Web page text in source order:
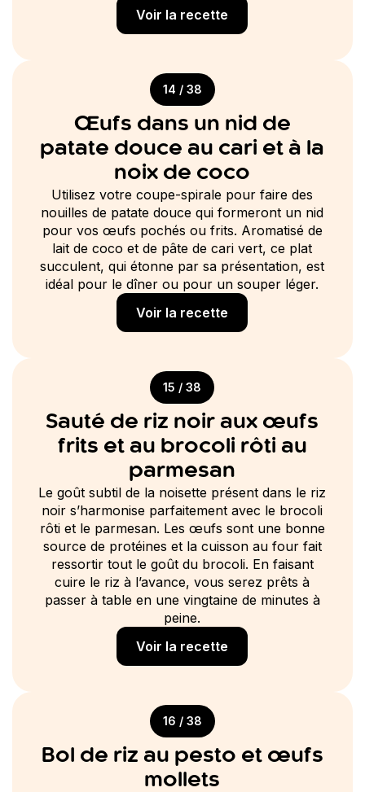
Voir la recette
14 / 38
Œufs dans un nid de
patate douce au cari et à la
noix de coco
Utilisez votre coupe-spirale pour faire des
nouilles de patate douce qui formeront un nid
pour vos œufs pochés ou frits. Aromatisé de
lait de coco et de pâte de cari vert, ce plat
succulent, qui étonne par sa présentation, est
idéal pour le dîner ou pour un souper léger.
Voir la recette
15 / 38
Sauté de riz noir aux œufs
frits et au brocoli rôti au
parmesan
Le goût subtil de la noisette présent dans le riz
noir s’harmonise parfaitement avec le brocoli
rôti et le parmesan. Les œufs sont une bonne
source de protéines et la cuisson au four fait
ressortir tout le goût du brocoli. En faisant
cuire le riz à l’avance, vous serez prêts à
passer à table en une vingtaine de minutes à
peine.
Voir la recette
16 / 38
Bol de riz au pesto et œufs
mollets